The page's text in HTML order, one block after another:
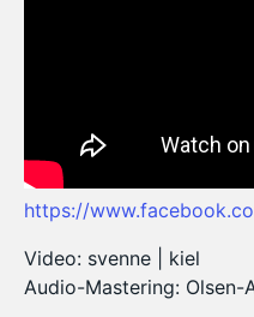
https://
Video: svenne | kiel
Audio-Mastering: Olsen-